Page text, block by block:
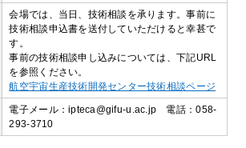
会場では、当日、技術相談を承ります。事前に
技術相談申込書を送付していただけると幸甚で
す。
事前の技術相談申し込みについては、下記URL
を参照ください。
航空宇宙生産技術開発センター技術相談ページ
電子メール：ipteca@gifu-u.ac.jp 電話：058-
293-3710